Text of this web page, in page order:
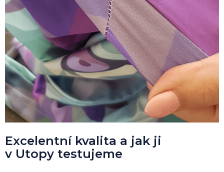
Excelentní kvalita a jak ji
v Utopy testujeme